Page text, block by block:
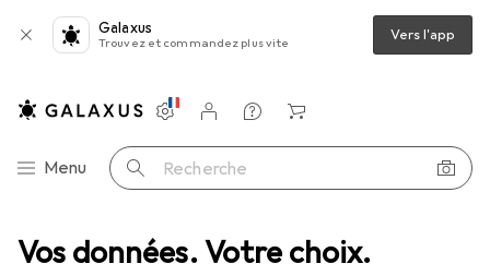
Vos données. Votre choix.
Galaxus
Trouvez et commandez plus vite Vers l'app
Navigation par catégorie
Menu Recherche
Paramètres
Compte client
Listes de comparaison
Listes d'envies
Panier
Chaussures de vélo + accessoires Chaussures de cyclisme